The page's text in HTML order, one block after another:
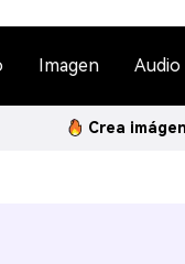
Imagen Audio
Crea